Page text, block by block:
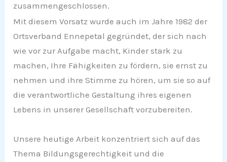
zusammengeschlossen.
Mit diesem Vorsatz wurde auch im Jahre 1982 der
Ortsverband Ennepetal gegründet, der sich nach
wie vor zur Aufgabe macht, Kinder stark zu
machen, Ihre Fähigkeiten zu fördern, sie ernst zu
nehmen und ihre Stimme zu hören, um sie so auf
die verantwortliche Gestaltung ihres eigenen
Lebens in unserer Gesellschaft vorzubereiten.
Unsere heutige Arbeit konzentriert sich auf das
Thema Bildungsgerechtigkeit und die